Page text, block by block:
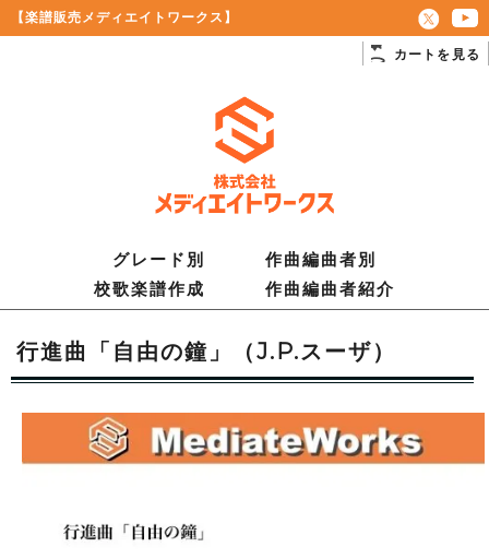
【楽譜販売メディエイトワークス】
カートを見る
グレード別
作曲編曲者別
校歌楽譜作成
作曲編曲者紹介
行進曲「自由の鐘」（J.P.スーザ）